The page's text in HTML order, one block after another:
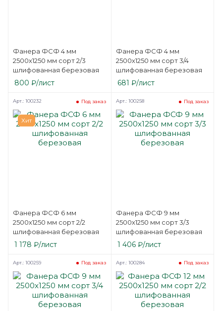
Фанера ФСФ 4 мм
2500х1250 мм сорт 2/3
шлифованная березовая
800 ₽/лист
Фанера ФСФ 4 мм
2500х1250 мм сорт 3/4
шлифованная березовая
681 ₽/лист
Хит
Фанера ФСФ 6 мм
2500х1250 мм сорт 2/2
шлифованная березовая
Под заказ
Арт.: 100232
1 178 ₽/лист
Фанера ФСФ 9 мм
2500х1250 мм сорт 3/3
шлифованная березовая
Под заказ
Арт.: 100258
1 406₽/лист
Под заказ
Арт.: 100259 Под заказ
Арт.: 100284